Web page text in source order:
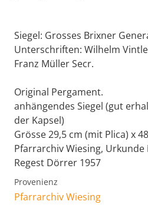
Siegel: Grosses Brixner
Unterschriften: Wilhelm
Franz Müller Secr.
Original Pergament.
anhängendes Siegel (gut
der Kapsel)
Grösse 29,5 cm (mit Plica) x
Pfarrarchiv Wiesing, Urkunde
Regest Dörrer 1957
Provenienz
Pfarrarchiv Wiesing